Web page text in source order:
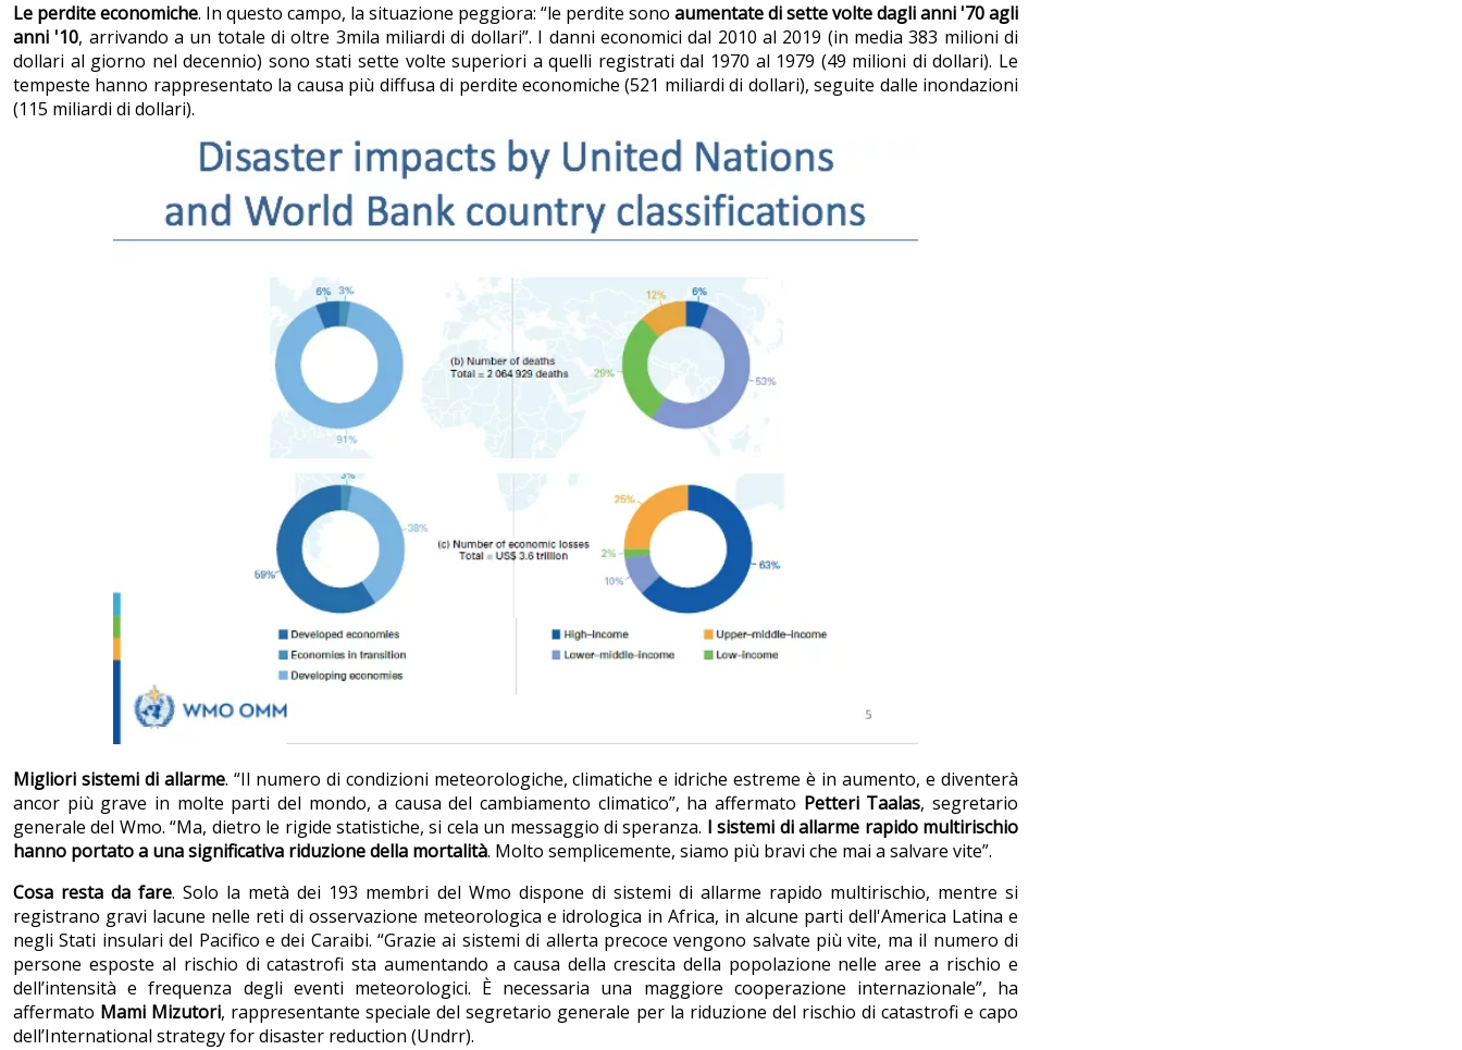
Le perdite economiche. In questo campo, la situazione peggiora: “le perdite sono aumentate di sette volte dagli anni '70 agli
anni '10, arrivando a un totale di oltre 3mila miliardi di dollari”. I danni economici dal 2010 al 2019 (in media 383 milioni di
dollari al giorno nel decennio) sono stati sette volte superiori a quelli registrati dal 1970 al 1979 (49 milioni di dollari). Le
tempeste hanno rappresentato la causa più diffusa di perdite economiche (521 miliardi di dollari), seguite dalle inondazioni
(115 miliardi di dollari).
Migliori sistemi di allarme. “Il numero di condizioni meteorologiche, climatiche e idriche estreme è in aumento, e diventerà
ancor più grave in molte parti del mondo, a causa del cambiamento climatico”, ha affermato Petteri Taalas, segretario
generale del Wmo. “Ma, dietro le rigide statistiche, si cela un messaggio di speranza. I sistemi di allarme rapido multirischio
hanno portato a una significativa riduzione della mortalità. Molto semplicemente, siamo più bravi che mai a salvare vite”.
Cosa resta da fare. Solo la metà dei 193 membri del Wmo dispone di sistemi di allarme rapido multirischio, mentre si
registrano gravi lacune nelle reti di osservazione meteorologica e idrologica in Africa, in alcune parti dell'America Latina e
negli Stati insulari del Pacifico e dei Caraibi. “Grazie ai sistemi di allerta precoce vengono salvate più vite, ma il numero di
persone esposte al rischio di catastrofi sta aumentando a causa della crescita della popolazione nelle aree a rischio e
dell’intensità e frequenza degli eventi meteorologici. È necessaria una maggiore cooperazione internazionale”, ha
affermato Mami Mizutori, rappresentante speciale del segretario generale per la riduzione del rischio di catastrofi e capo
dell’International strategy for disaster reduction (Undrr).